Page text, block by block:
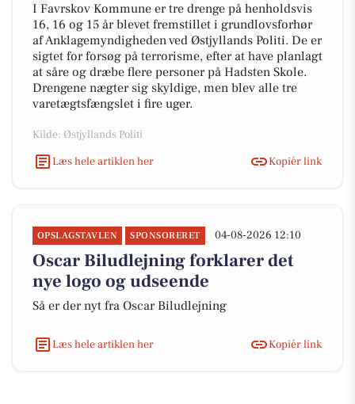
I Favrskov Kommune er tre drenge på henholdsvis
16, 16 og 15 år blevet fremstillet i grundlovsforhør
af Anklagemyndigheden ved Østjyllands Politi. De er
sigtet for forsøg på terrorisme, efter at have planlagt
at såre og dræbe flere personer på Hadsten Skole.
Drengene nægter sig skyldige, men blev alle tre
varetægtsfængslet i fire uger.
Kilde: Østjyllands Politi
Læs hele artiklen her
Kopiér link
OPSLAGSTAVLEN SPONSORERET 04-08-2026 12:10
Oscar Biludlejning forklarer det
nye logo og udseende
Så er der nyt fra Oscar Biludlejning
Læs hele artiklen her Kopiér link